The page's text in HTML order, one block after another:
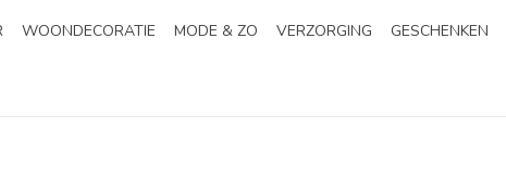
WOONDECORATIE MODE & ZO VERZORGING GESCHENKEN